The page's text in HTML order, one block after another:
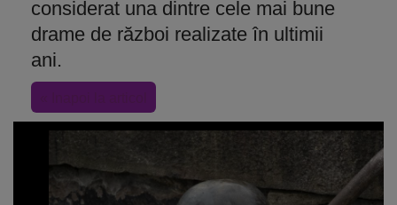
considerat una dintre cele mai bune
drame de război realizate în ultimii
ani.